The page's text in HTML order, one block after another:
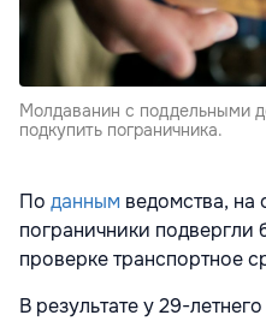
Молдаванин с поддельными
подкупить пограничника.
По данным ведомства, на
пограничники подвергли
проверке транспортное
В результате у 29-